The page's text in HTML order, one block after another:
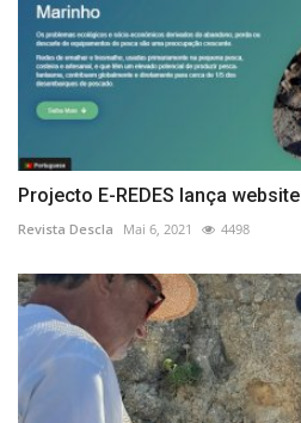
Projecto E-REDES lança website
Revista Descla Mai 6, 2021 4498